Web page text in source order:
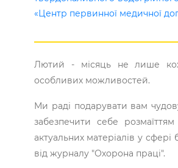
«Центр первинної медичної
Лютий - місяць не лише
особливих можливостей.
Ми раді подарувати вам
забезпечити себе
актуальних матеріалів у сфері
від журналу "Охорона праці".